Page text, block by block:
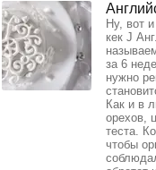
Ну, вот
кек J
за 6
нужно
Как и в
орехов,
теста.
чтобы